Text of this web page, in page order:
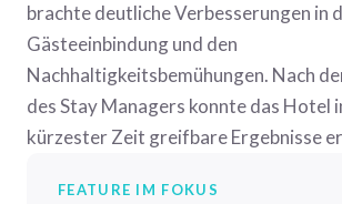
brachte deutliche Verbesserungen in
Gästeeinbindung und den
Nachhaltigkeitsbemühungen. Nach
des Stay Managers konnte das Hotel
kürzester Zeit greifbare Ergebnisse
FEATURE IM FOKUS